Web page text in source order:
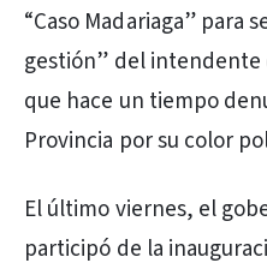
“Caso Madariaga” para
gestión” del intendente
que hace un tiempo
Provincia por su color
El último viernes, el
participó de la